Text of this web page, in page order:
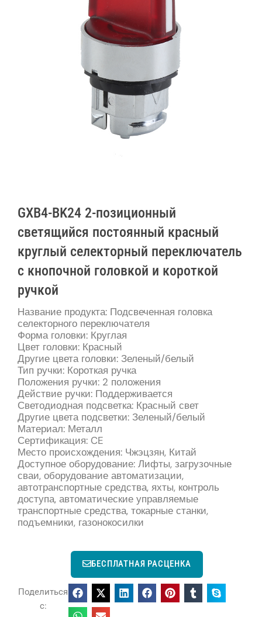
GXB4-BK24 2-позиционный
светящийся постоянный красный
круглый селекторный переключатель
с кнопочной головкой и короткой
ручкой
Название продукта: Подсвеченная головка
селекторного переключателя
Форма головки: Круглая
Цвет головки: Красный
Другие цвета головки: Зеленый/белый
Тип ручки: Короткая ручка
Положения ручки: 2 положения
Действие ручки: Поддерживается
Светодиодная подсветка: Красный свет
Другие цвета подсветки: Зеленый/белый
Материал: Металл
Сертификация: CE
Место происхождения: Чжэцзян, Китай
Доступное оборудование: Лифты, загрузочные
сваи, оборудование автоматизации,
автотранспортные средства, яхты, контроль
доступа, автоматические управляемые
транспортные средства, токарные станки,
подъемники, газонокосилки
БЕСПЛАТНАЯ РАСЦЕНКА
Поделиться
с: